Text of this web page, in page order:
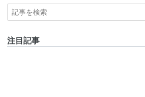
注目記事